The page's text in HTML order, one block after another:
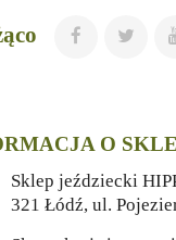
O
Sklep jeździecki
321 Łódź, ul.